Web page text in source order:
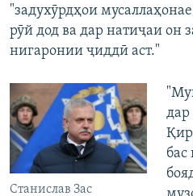
"задухӯрдҳои
рӯй дод ва дар натиҷаи он
нигаронии ҷиддӣ аст."
Станислав Зас
дар